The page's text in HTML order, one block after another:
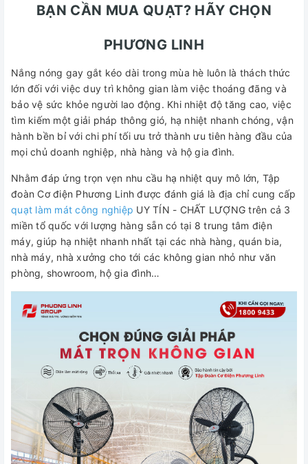
BẠN CẦN MUA QUẠT? HÃY CHỌN
PHƯƠNG LINH
Nắng nóng gay gắt kéo dài trong mùa hè luôn là thách thức
lớn đối với việc duy trì không gian làm việc thoáng đãng và
bảo vệ sức khỏe người lao động. Khi nhiệt độ tăng cao, việc
tìm kiếm một giải pháp thông gió, hạ nhiệt nhanh chóng, vận
hành bền bỉ với chi phí tối ưu trở thành ưu tiên hàng đầu của
mọi chủ doanh nghiệp, nhà hàng và hộ gia đình.
Nhằm đáp ứng trọn vẹn nhu cầu hạ nhiệt quy mô lớn, Tập
đoàn Cơ điện Phương Linh được đánh giá là địa chỉ cung cấp
quạt làm mát công nghiệp UY TÍN - CHẤT LƯỢNG trên cả 3
miền tổ quốc với lượng hàng sẵn có tại 8 trung tâm điện
máy, giúp hạ nhiệt nhanh nhất tại các nhà hàng, quán bia,
nhà máy, nhà xưởng cho tới các không gian nhỏ như văn
phòng, showroom, hộ gia đình…